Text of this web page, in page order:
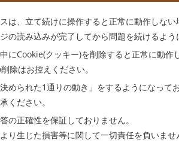
は、立て続けに操作すると正常に動作しない
の読み込みが完了してから問題を続けるよう
にCookie(クッキー)を削除すると正常に動作
除はお控えください。
められた1通りの動き」をするようになってお
ください。
の正確性を保証しておりません。
り生じた損害等に関して一切責任を負いませ